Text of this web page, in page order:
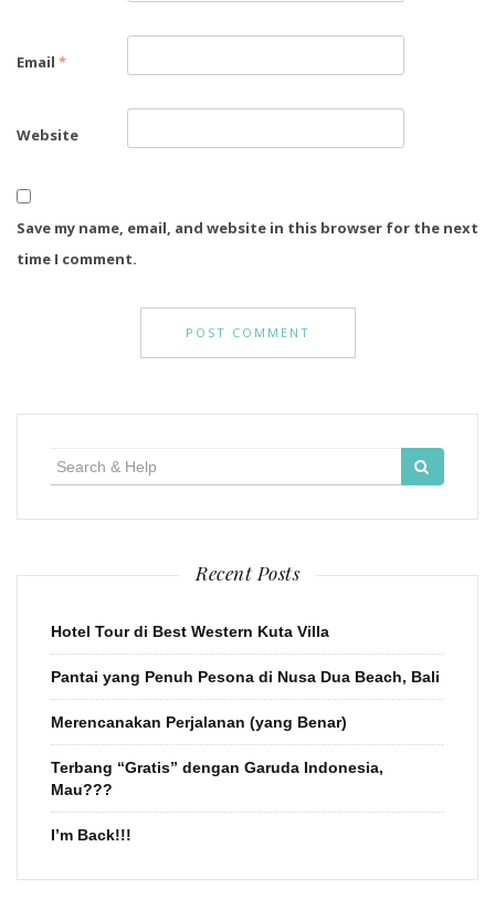
Email *
Website
Save my name, email, and website in this browser for the next
time I comment.
Recent Posts
Hotel Tour di Best Western Kuta Villa
Pantai yang Penuh Pesona di Nusa Dua Beach, Bali
Merencanakan Perjalanan (yang Benar)
Terbang “Gratis” dengan Garuda Indonesia,
Mau???
I’m Back!!!